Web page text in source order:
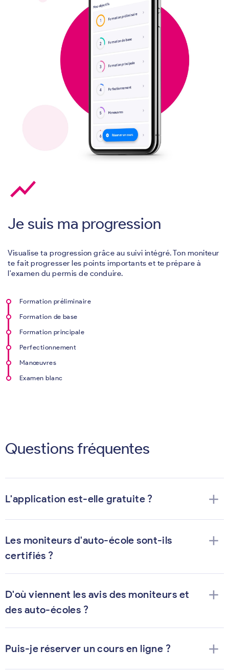
show_chart
Je suis ma progression
Visualise ta progression grâce au suivi intégré. Ton moniteur
te fait progresser les points importants et te prépare à
l'examen du permis de conduire.
Formation préliminaire
Formation de base
Formation principale
Perfectionnement
Manœuvres
Examen blanc
Questions fréquentes
L'application est-elle gratuite ? add
Les moniteurs d'auto-école sont-ils
certifiés ?
add
D'où viennent les avis des moniteurs et
des auto-écoles ?
add
Puis-je réserver un cours en ligne ? add